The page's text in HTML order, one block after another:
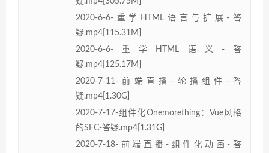
2020-6-6-重学HTML语言与扩展-答
疑.mp4[115.31M]
2020-6-6-重学HTML语义-答
疑.mp4[125.17M]
2020-7-11-前端直播-轮播组件-答
疑.mp4[1.30G]
2020-7-17-组件化Onemorething：Vue风格
的SFC-答疑.mp4[1.31G]
2020-7-18-前端直播-组件化动画-答